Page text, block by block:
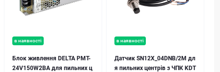
в наявності
Блок живлення DELTA PMT-
24V150W2BA для пильних ц
в наявності
Датчик SN12X_04DNB/2M дл
я пильних центрів з ЧПК KDT